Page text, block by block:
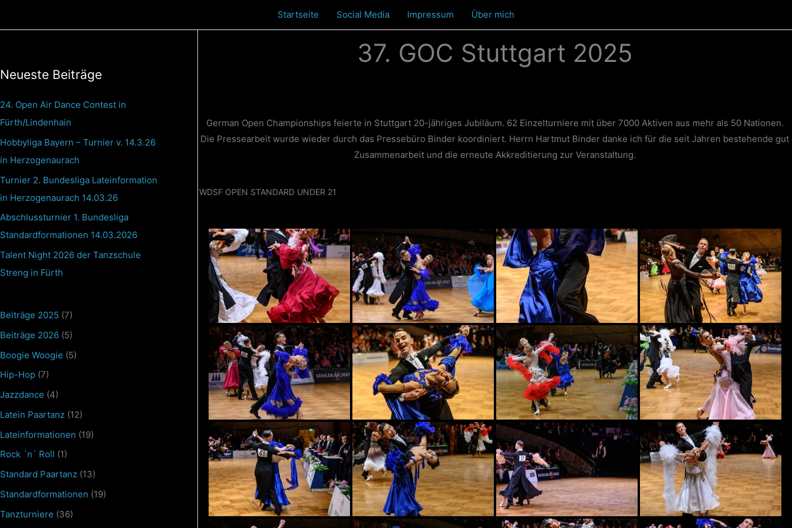
Startseite Social Media Impressum Über mich
Neueste Beiträge
24. Open Air Dance Contest in
Fürth/Lindenhain
Hobbyliga Bayern – Turnier v. 14.3.26
in Herzogenaurach
Turnier 2. Bundesliga Lateinformation
in Herzogenaurach 14.03.26
Abschlussturnier 1. Bundesliga
Standardformationen 14.03.2026
Talent Night 2026 der Tanzschule
Streng in Fürth
Beiträge 2025 (7)
Beiträge 2026 (5)
Boogie Woogie (5)
Hip-Hop (7)
Jazzdance (4)
Latein Paartanz (12)
Lateinformationen (19)
Rock ´n´ Roll (1)
Standard Paartanz (13)
Standardformationen (19)
Tanzturniere (36)
37. GOC Stuttgart 2025
German Open Championships feierte in Stuttgart 20-jähriges Jubiläum. 62 Einzelturniere mit über 7000 Aktiven aus mehr als 50 Nationen.
Die Pressearbeit wurde wieder durch das Pressebüro Binder koordiniert. Herrn Hartmut Binder danke ich für die seit Jahren bestehende gut
Zusammenarbeit und die erneute Akkreditierung zur Veranstaltung.
WDSF OPEN STANDARD UNDER 21